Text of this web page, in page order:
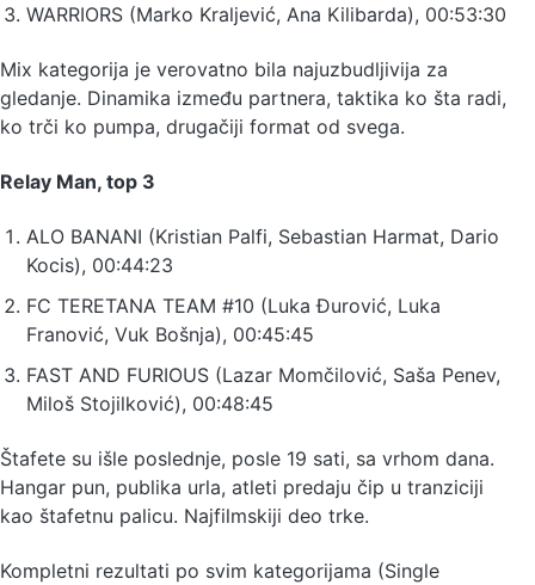
WARRIORS (Marko Kraljević, Ana Kilibarda), 00:53:30
Mix kategorija je verovatno bila najuzbudljivija za
gledanje. Dinamika između partnera, taktika ko šta radi,
ko trči ko pumpa, drugačiji format od svega.
Relay Man, top 3
ALO BANANI (Kristian Palfi, Sebastian Harmat, Dario
Kocis), 00:44:23
FC TERETANA TEAM #10 (Luka Đurović, Luka
Franović, Vuk Bošnja), 00:45:45
FAST AND FURIOUS (Lazar Momčilović, Saša Penev,
Miloš Stojilković), 00:48:45
Štafete su išle poslednje, posle 19 sati, sa vrhom dana.
Hangar pun, publika urla, atleti predaju čip u tranziciji
kao štafetnu palicu. Najfilmskiji deo trke.
Kompletni rezultati po svim kategorijama (Single